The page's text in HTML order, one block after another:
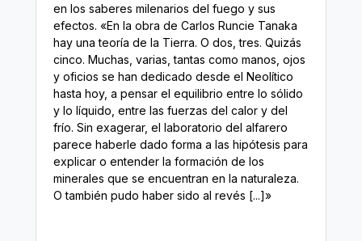
en los saberes milenarios del fuego y sus
efectos. «En la obra de Carlos Runcie Tanaka
hay una teoría de la Tierra. O dos, tres. Quizás
cinco. Muchas, varias, tantas como manos, ojos
y oficios se han dedicado desde el Neolítico
hasta hoy, a pensar el equilibrio entre lo sólido
y lo líquido, entre las fuerzas del calor y del
frío. Sin exagerar, el laboratorio del alfarero
parece haberle dado forma a las hipótesis para
explicar o entender la formación de los
minerales que se encuentran en la naturaleza.
O también pudo haber sido al revés [...]»